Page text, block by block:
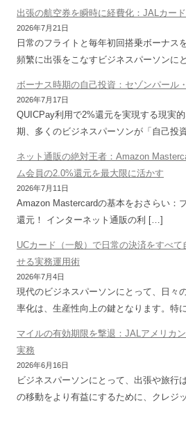
出張の航空券を瞬時に経費化：JALカー
2026年7月21日
日常のフライトと毎年初回搭乗ボーナス
頻繁に出張をこなすビジネスパーソンに
ボーナス時期の自己投資：セゾンパール
2026年7月17日
QUICPay利用で2%還元を実現する現実
期、多くのビジネスパーソンが「自己投
ネット通販の絶対王者：Amazon
ム会員の2.0%還元を最大限に活かす
2026年7月11日
Amazon Mastercardの基本をおさらい：
還元！ インターネット通販の利 […]
UCカード（一般）で日常の決済をすべて
せる実務運用術
2026年7月4日
現代のビジネスパーソンにとって、日々
率化は、生産性向上の鍵となります。特
マイルの有効期限を撃退：JALアメリカ
実務
2026年6月16日
ビジネスパーソンにとって、出張や旅行
の移動をより有益にするために、クレジ